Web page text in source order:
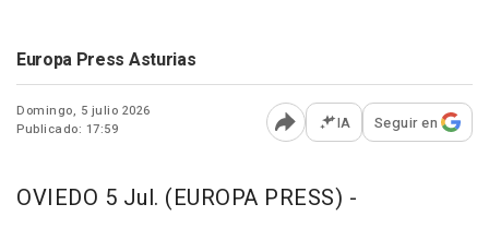
Europa Press Asturias
Domingo, 5 julio 2026
Publicado: 17:59
Abrir opciones para
IA Seguir en
OVIEDO 5 Jul. (EUROPA PRESS) -